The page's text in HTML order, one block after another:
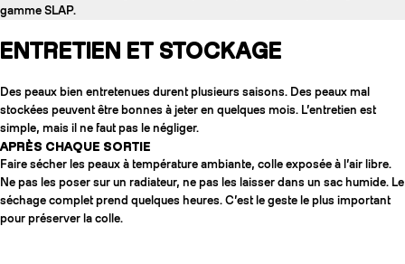
gamme SLAP.
ENTRETIEN ET STOCKAGE
Des peaux bien entretenues durent plusieurs saisons. Des peaux mal
stockées peuvent être bonnes à jeter en quelques mois. L’entretien est
simple, mais il ne faut pas le négliger.
APRÈS CHAQUE SORTIE
Faire sécher les peaux à température ambiante, colle exposée à l’air libre.
Ne pas les poser sur un radiateur, ne pas les laisser dans un sac humide. Le
séchage complet prend quelques heures. C’est le geste le plus important
pour préserver la colle.